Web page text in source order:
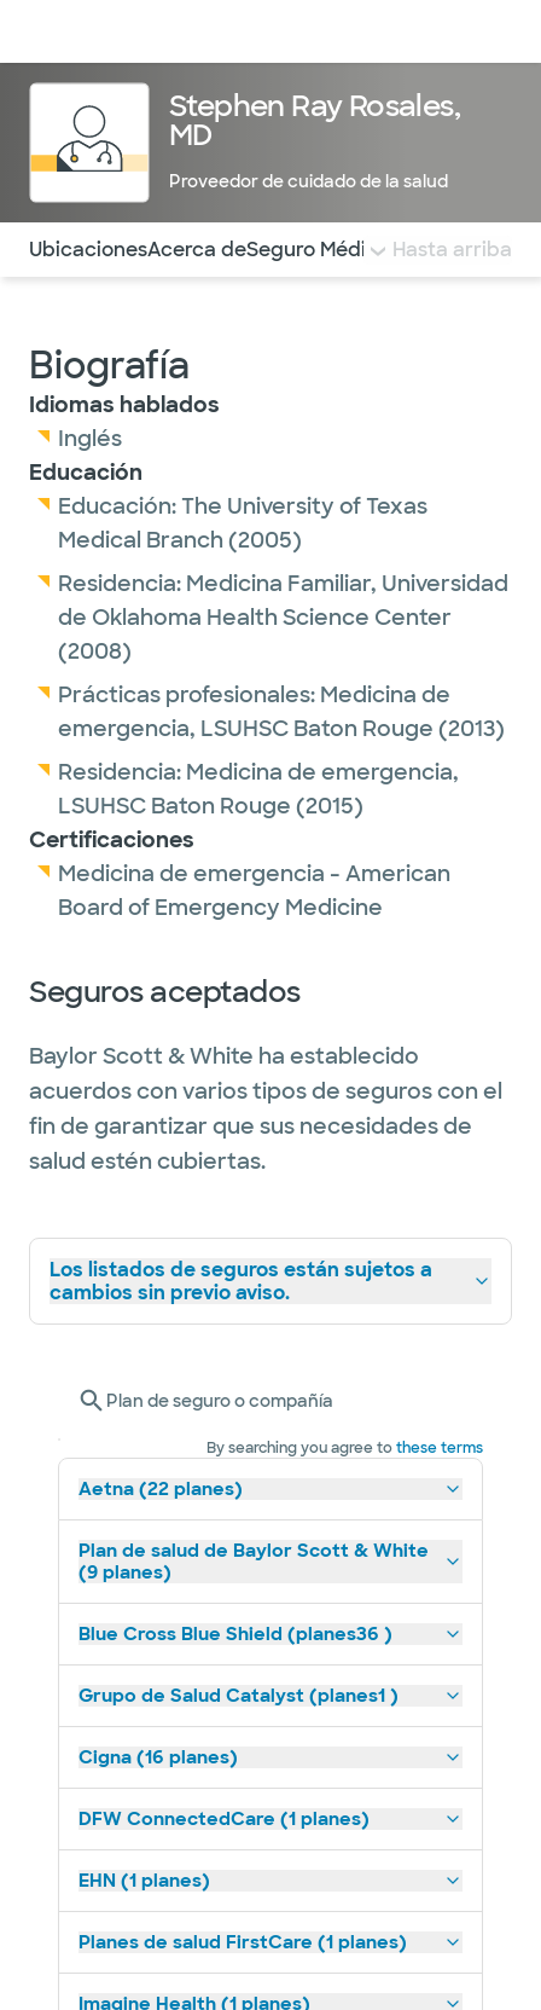
Stephen Ray Rosales,
MD
Proveedor de cuidado de la salud
Utilice esta navegación para saltar rápidamente a
UbicacionesAcerca deSeguro Médico COMENTARIOS
Hasta arriba
Biografía
Idiomas hablados
Inglés
Educación
Educación:The University of Texas
Medical Branch (2005)
Residencia: Medicina Familiar, Universidad
de Oklahoma Health Science Center
(2008)
Prácticas profesionales: Medicina de
emergencia, LSUHSC Baton Rouge (2013)
Residencia: Medicina de emergencia,
LSUHSC Baton Rouge (2015)
Certificaciones
Medicina de emergencia - American
Board of Emergency Medicine
Seguros aceptados
Baylor Scott & White ha establecido
acuerdos con varios tipos de seguros con el
fin de garantizar que sus necesidades de
salud estén cubiertas.
Los listados de seguros están sujetos a
cambios sin previo aviso.
Plan de seguro o compañía
By searching you agree tothese terms
Aetna (22 planes)
Plan de salud de Baylor Scott & White
(9 planes)
Blue Cross Blue Shield (planes36 )
Grupo de Salud Catalyst (planes1 )
Cigna (16 planes)
DFW ConnectedCare (1 planes)
EHN (1 planes)
Planes de salud FirstCare (1 planes)
Imagine Health (1 planes)